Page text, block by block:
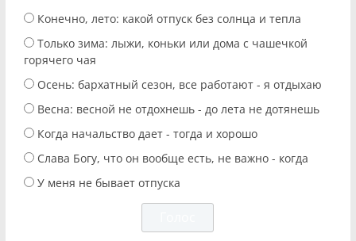
Конечно, лето: какой отпуск без солнца и тепла
Только зима: лыжи, коньки или дома с чашечкой
горячего чая
Осень: бархатный сезон, все работают - я отдыхаю
Весна: весной не отдохнешь - до лета не дотянешь
Когда начальство дает - тогда и хорошо
Слава Богу, что он вообще есть, не важно - когда
У меня не бывает отпуска